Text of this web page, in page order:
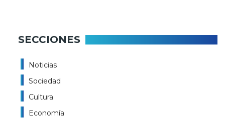
SECCIONES
Noticias
Sociedad
Cultura
Economía